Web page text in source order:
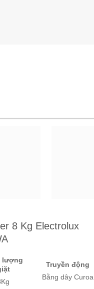
8 Kg Electrolux
lượng
Truyền động
Bằng dây Curoa